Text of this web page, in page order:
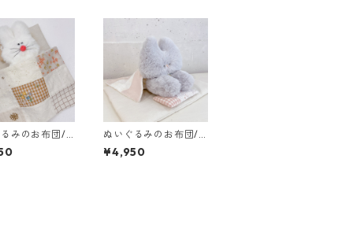
みのお布団/M
ぬいぐるみのお布団/L
サイズ
¥4,950